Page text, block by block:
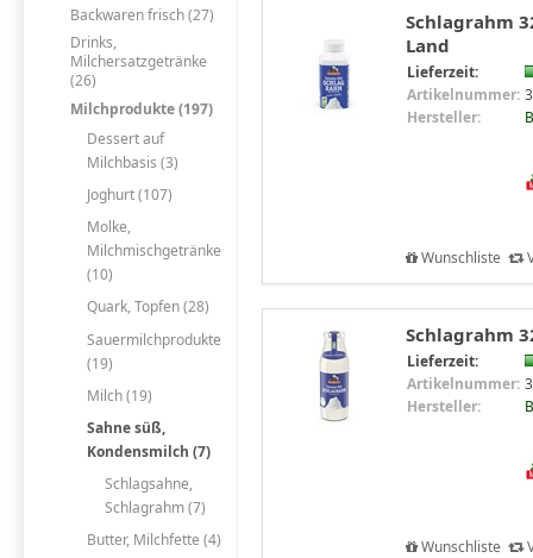
Backwaren frisch (27)
Drinks,
Milchersatzgetränke
(26)
Milchprodukte (197)
Dessert auf
Milchbasis (3)
Joghurt (107)
Molke,
Milchmischgetränke
(10)
Quark, Topfen (28)
Sauermilchprodukte
(19)
Milch (19)
Sahne süß,
Kondensmilch (7)
Schlagsahne,
Schlagrahm (7)
Butter, Milchfette (4)
Schlagrahm
Land
Lieferzeit:
Artikelnummer:
Hersteller:
Wunschliste
Schlagrahm
Lieferzeit:
Artikelnummer:
Hersteller:
Wunschliste